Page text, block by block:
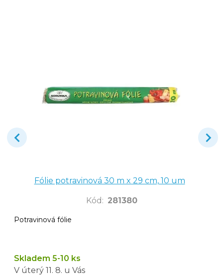
Fólie potravinová 30 m x 29 cm, 10 um
Kód : 281380
Potravinová fólie
Skladem 5-10 ks
V úterý 11. 8. u Vás